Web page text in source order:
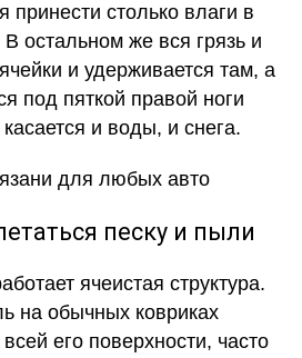
принести столько влаги в
остальном же вся грязь и
и удерживается там, а
под пяткой правой ноги
и воды, и снега.
песку и пыли
ячеистая структура.
на обычных ковриках
его поверхности, часто